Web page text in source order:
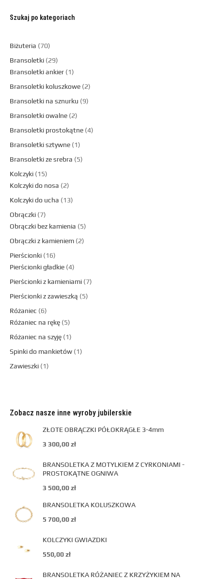
Szukaj po kategoriach
Biżuteria
70
Bransoletki 29
Bransoletki ankier 1
Bransoletki koluszkowe 2
Bransoletki na sznurku
9
Bransoletki owalne 2
Bransoletki prostokątne 4
Bransoletki sztywne 1
Bransoletki ze srebra
5
Kolczyki 15
Kolczyki do nosa
2
Kolczyki do ucha
13
Obrączki 7
Obrączki bez kamienia
5
Obrączki z kamieniem 2
Pierścionki 16
Pierścionki gładkie 4
Pierścionki z kamieniami 7
Pierścionki z zawieszką
5
Różaniec
6
Różaniec na rękę 5
Różaniec na szyję 1
Spinki do mankietów 1
Zawieszki 1
Zobacz nasze inne wyroby jubilerskie
ZŁOTE OBRĄCZKI PÓŁOKRĄGŁE 3-4mm
3 300,00zł
BRANSOLETKA Z MOTYLKIEM Z CYRKONIAMI -
PROSTOKĄTNE OGNIWA
3 500,00zł
BRANSOLETKA KOLUSZKOWA
5 700,00zł
KOLCZYKI GWIAZDKI
550,00zł
BRANSOLETKA RÓŻANIEC Z KRZYŻYKIEM NA